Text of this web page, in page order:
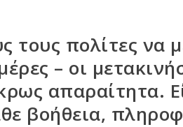
τους πολίτες να
– οι
απαραίτητα.
βοήθεια,